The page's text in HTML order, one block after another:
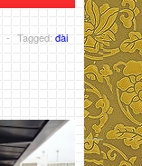
- Tagged: đài